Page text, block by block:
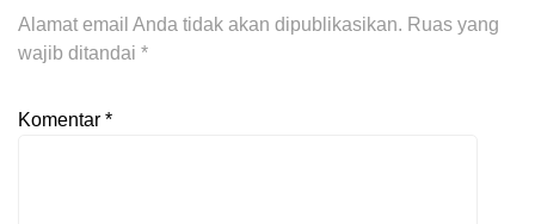
Alamat email Anda tidak akan dipublikasikan. Ruas yang
wajib ditandai *
Komentar *